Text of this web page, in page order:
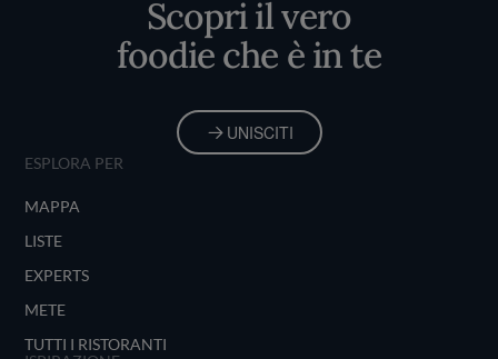
Scopri il vero
foodie che è in te
UNISCITI
ESPLORA PER
MAPPA
LISTE
EXPERTS
METE
TUTTI I RISTORANTI